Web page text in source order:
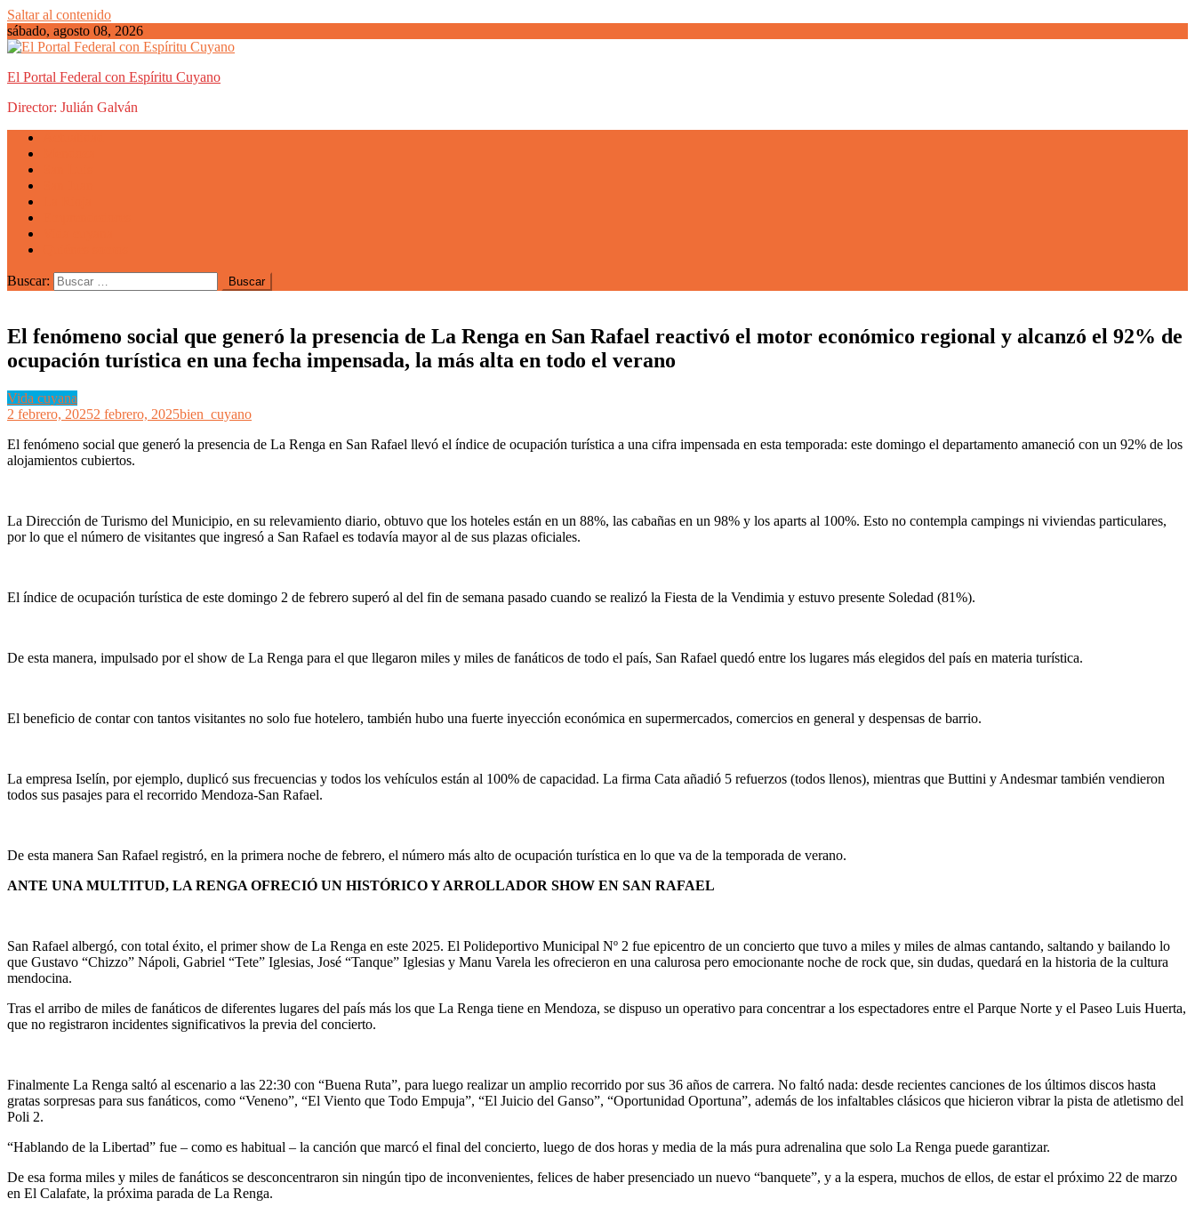
Saltar al contenido
sábado, agosto 08, 2026
El Portal Federal con Espíritu Cuyano
Director: Julián Galván
Buscar:
El fenómeno social que generó la presencia de La Renga en San Rafael reactivó el motor económico regional y alcanzó el 92% de
ocupación turística en una fecha impensada, la más alta en todo el verano
Vida cuyana
2 febrero, 20252 febrero, 2025bien_cuyano
El fenómeno social que generó la presencia de La Renga en San Rafael llevó el índice de ocupación turística a una cifra impensada en esta temporada: este domingo el departamento amaneció con un 92% de los
alojamientos cubiertos.
La Dirección de Turismo del Municipio, en su relevamiento diario, obtuvo que los hoteles están en un 88%, las cabañas en un 98% y los aparts al 100%. Esto no contempla campings ni viviendas particulares,
por lo que el número de visitantes que ingresó a San Rafael es todavía mayor al de sus plazas oficiales.
El índice de ocupación turística de este domingo 2 de febrero superó al del fin de semana pasado cuando se realizó la Fiesta de la Vendimia y estuvo presente Soledad (81%).
De esta manera, impulsado por el show de La Renga para el que llegaron miles y miles de fanáticos de todo el país, San Rafael quedó entre los lugares más elegidos del país en materia turística.
El beneficio de contar con tantos visitantes no solo fue hotelero, también hubo una fuerte inyección económica en supermercados, comercios en general y despensas de barrio.
La empresa Iselín, por ejemplo, duplicó sus frecuencias y todos los vehículos están al 100% de capacidad. La firma Cata añadió 5 refuerzos (todos llenos), mientras que Buttini y Andesmar también vendieron
todos sus pasajes para el recorrido Mendoza-San Rafael.
De esta manera San Rafael registró, en la primera noche de febrero, el número más alto de ocupación turística en lo que va de la temporada de verano.
ANTE UNA MULTITUD, LA RENGA OFRECIÓ UN HISTÓRICO Y ARROLLADOR SHOW EN SAN RAFAEL
San Rafael albergó, con total éxito, el primer show de La Renga en este 2025. El Polideportivo Municipal Nº 2 fue epicentro de un concierto que tuvo a miles y miles de almas cantando, saltando y bailando lo
que Gustavo “Chizzo” Nápoli, Gabriel “Tete” Iglesias, José “Tanque” Iglesias y Manu Varela les ofrecieron en una calurosa pero emocionante noche de rock que, sin dudas, quedará en la historia de la cultura
mendocina.
Tras el arribo de miles de fanáticos de diferentes lugares del país más los que La Renga tiene en Mendoza, se dispuso un operativo para concentrar a los espectadores entre el Parque Norte y el Paseo Luis Huerta,
que no registraron incidentes significativos la previa del concierto.
Finalmente La Renga saltó al escenario a las 22:30 con “Buena Ruta”, para luego realizar un amplio recorrido por sus 36 años de carrera. No faltó nada: desde recientes canciones de los últimos discos hasta
gratas sorpresas para sus fanáticos, como “Veneno”, “El Viento que Todo Empuja”, “El Juicio del Ganso”, “Oportunidad Oportuna”, además de los infaltables clásicos que hicieron vibrar la pista de atletismo del
Poli 2.
“Hablando de la Libertad” fue – como es habitual – la canción que marcó el final del concierto, luego de dos horas y media de la más pura adrenalina que solo La Renga puede garantizar.
De esa forma miles y miles de fanáticos se desconcentraron sin ningún tipo de inconvenientes, felices de haber presenciado un nuevo “banquete”, y a la espera, muchos de ellos, de estar el próximo 22 de marzo
en El Calafate, la próxima parada de La Renga.